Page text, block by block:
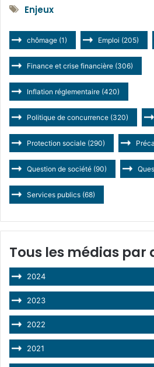
Enjeux
chômage (1) Emploi (205)
Finance et crise financière (306)
Inflation réglementaire (420)
Politique de concurrence (320)
Protection sociale (290)
Question de société (90)
Services publics (68)
Tous les médias par
2024
2023
2022
2021